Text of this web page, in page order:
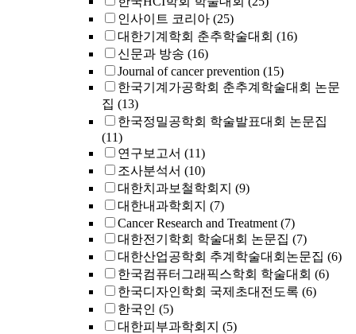
인사이트 코리아 (25)
대한기계학회 춘추학술대회 (16)
신문과 방송 (16)
Journal of cancer prevention (15)
한국기계가공학회 춘추계학술대회 논문
집 (13)
한국정밀공학회 학술발표대회 논문집
(11)
연구보고서 (11)
조사분석서 (10)
대한치과보철학회지 (9)
대한내과학회지 (7)
Cancer Research and Treatment (7)
대한전기학회 학술대회 논문집 (7)
대한산업공학회 추계학술대회논문집 (6)
한국컴퓨터그래픽스학회 학술대회 (6)
한국디자인학회 국제초대전도록 (6)
한국인 (5)
대한피부과학회지 (5)